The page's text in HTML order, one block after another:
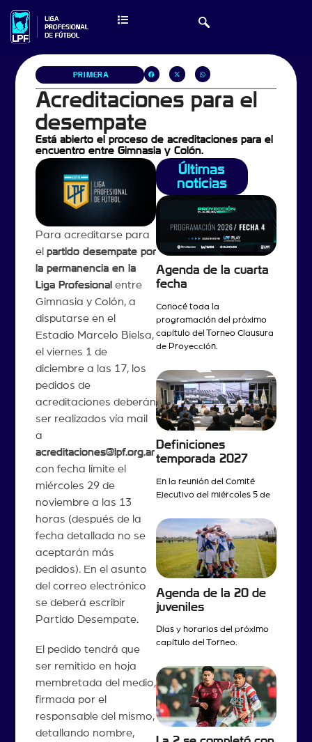
PRIMERA
Acreditaciones para el
desempate
Está abierto el proceso de acreditaciones para el
encuentro entre Gimnasia y Colón.
Para acreditarse para
el partido desempate por
la permanencia en la
Liga Profesional entre
Gimnasia y Colón, a
disputarse en el
Estadio Marcelo Bielsa,
el viernes 1 de
diciembre a las 17, los
pedidos de
acreditaciones deberán
ser realizados vía mail
a
acreditaciones@lpf.org.ar
con fecha límite el
miércoles 29 de
noviembre a las 13
horas (después de la
fecha detallada no se
aceptarán más
pedidos). En el asunto
del correo electrónico
se deberá escribir
Partido Desempate.
El pedido tendrá que
ser remitido en hoja
membretada del medio,
firmada por el
responsable del mismo,
detallando nombre,
Últimas
noticias
Agenda de la cuarta
fecha
Conocé toda la
programación del próximo
capítulo del Torneo Clausura
de Proyección.
Definiciones
temporada 2027
En la reunión del Comité
Ejecutivo del miércoles 5 de
Agenda de la 20 de
juveniles
Días y horarios del próximo
capítulo del Torneo.